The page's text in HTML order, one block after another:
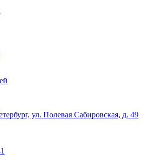
ул. Полевая Сабировская, д. 49